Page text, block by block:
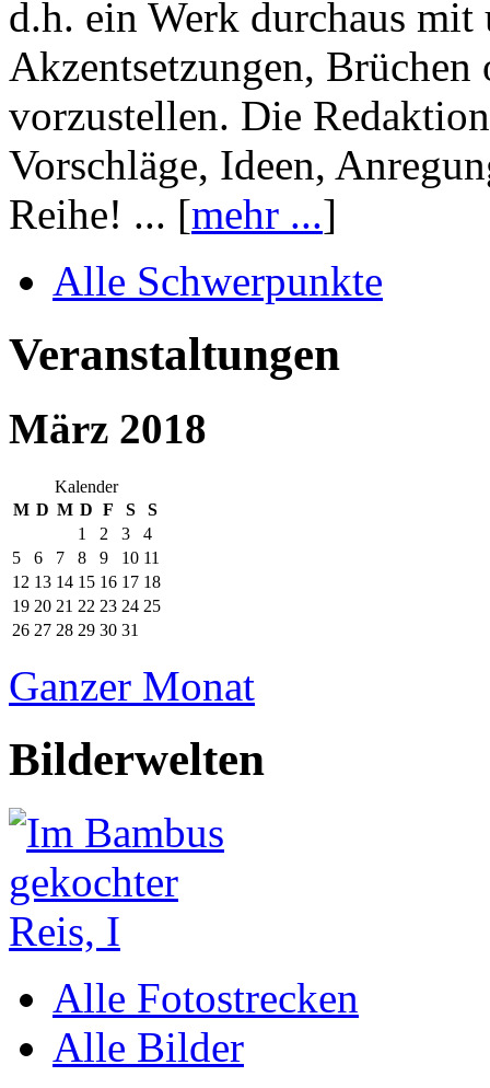
d.h. ein Werk durchaus mit
Akzentsetzungen, Brüchen
vorzustellen. Die
Vorschläge, Ideen,
Reihe! ... [mehr ...]
Alle Schwerpunkte
Veranstaltungen
März 2018
Kalender
M D M D F S
S
1
2 3
4
5
6 7 8 9 10 11
12 13 14 15 16 17 18
19 20 21 22 23 24 25
26 27 28 29 30 31
Ganzer Monat
Bilderwelten
Alle Fotostrecken
Alle Bilder